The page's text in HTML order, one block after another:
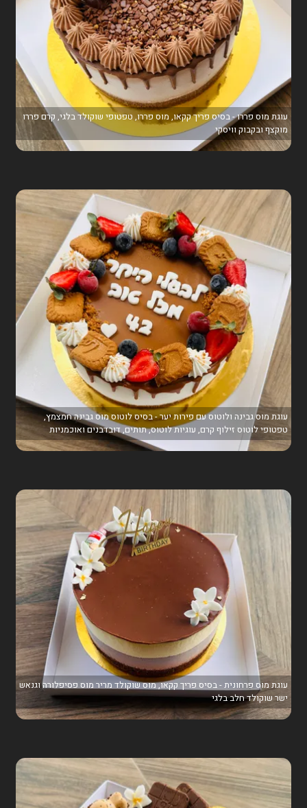
עוגת מוס פררו - בסיס פריך קקאו, מוס פררו, טפטופי שוקולד בלגי, קרם פררו
מוקצף ובקבוק וויסקי
עוגת מוס גבינה ולוטוס עם פירות יער - בסיס לוטוס מוס גבינה חמצמץ,
טפטופי לוטוס זילוף קרם, עוגיות לוטוס, תותים, דובדבנים ואוכמניות
עוגת מוס פרחונית - בסיס פריך קקאו, מוס שוקולד מריר מוס פסיפלורה וגנאש
ישר שוקולד חלב בלגי